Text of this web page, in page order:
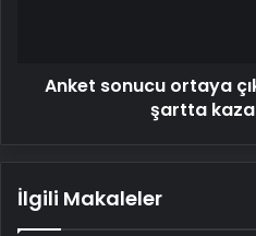
Anket sonucu ortaya
şartta
İlgili Makaleler